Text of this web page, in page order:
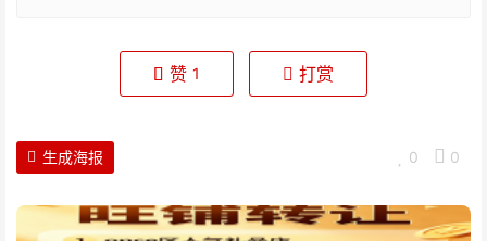
赞 1 打赏
0 0
生成海报